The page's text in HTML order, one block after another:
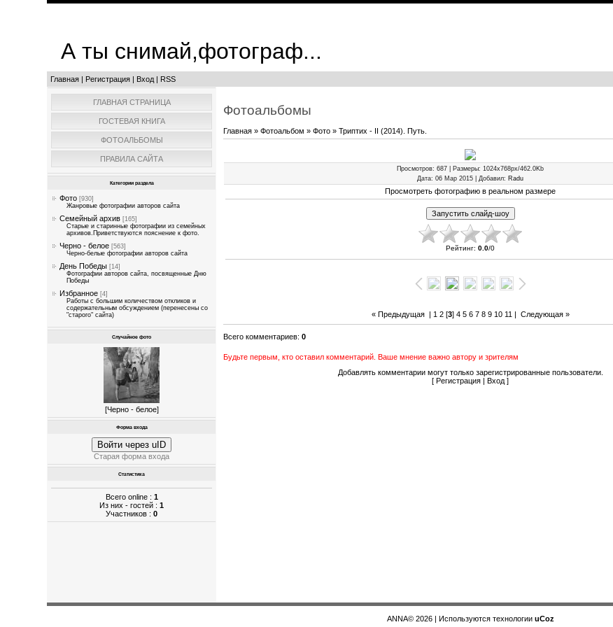
А ты снимай,фотограф...
Главная | Регистрация | Вход | RSS
ГЛАВНАЯ СТРАНИЦА
ГОСТЕВАЯ КНИГА
ФОТОАЛЬБОМЫ
ПРАВИЛА САЙТА
Категории раздела
Фото [930]
Жанровые фотографии авторов сайта
Семейный архив [165]
Старые и старинные фотографии из семейных
архивов.Приветствуются пояснение к фото.
Черно - белое [563]
Черно-белые фотографии авторов сайта
День Победы [14]
Фотографии авторов сайта, посвященные Дню
Победы
Избранное [4]
Работы с большим количеством откликов и
содержательным обсуждением (перенесены со
"старого" сайта)
Случайное фото
[Черно - белое]
Форма входа
Войти через uID
Старая форма входа
Статистика
Всего online : 1
Из них - гостей :1
Участников :0
Фотоальбомы
Главная »Фотоальбом »Фото » Триптих - II (2014). Путь.
Просмотров: 687 | Размеры: 1024x768px/462.0Kb
Дата: 06 Мар 2015 | Добавил: Radu
Просмотреть фотографию в реальном размере
Рейтинг: 0.0/0
« Предыдущая| 1 2[3] 4 5 6 7 8 9 10 11 | Следующая »
Всего комментариев:0
Будьте первым, кто оставил комментарий. Ваше мнение важно автору и зрителям
Добавлять комментарии могут только зарегистрированные пользователи.
[ Регистрация Вход ]
ANNA© 2026| Используются технологии uCoz